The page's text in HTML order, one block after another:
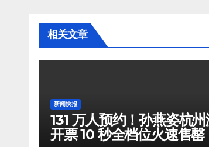
相关文章
新闻快报
131 万人预约！孙燕姿杭
开票 10 秒全档位火速售罄